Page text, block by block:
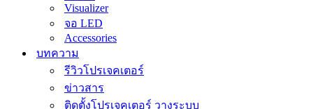
Visualizer
จอ LED
Accessories
บทความ
รีวิวโปรเจคเตอร์
ข่าวสาร
ติดตั้งโปรเจคเตอร์ วางระบบ